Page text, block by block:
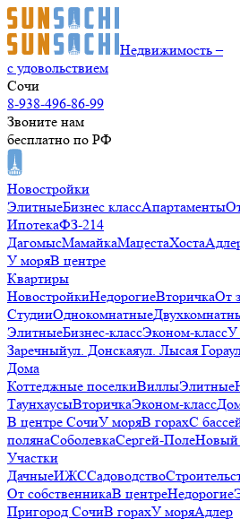
Недвижимость –
с удовольствием
Сочи
8-938-496-86-99
Звоните нам
бесплатно по РФ
Новостройки
ЭлитныеБизнес классАпартаменты
ИпотекаФЗ-214
ДагомысМамайкаМацестаХоста
У моряВ центре
Квартиры
НовостройкиНедорогиеВторичкаОт
СтудииОднокомнатные
ЭлитныеБизнес-классЭконом-классУ
Заречныйул. Донскаяул. Лысая Гора
Дома
Коттеджные поселкиВиллыЭлитные
ТаунхаусыВторичкаЭконом-класс
В центре СочиУ моряВ горахС
полянаСоболевкаСергей-Поле
Участки
ДачныеИЖССадоводство
От собственникаВ центреНедорогие
Пригород СочиВ горахУ моряАдлер